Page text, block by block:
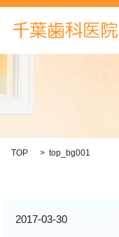
TOP top_bg001
2017-03-30